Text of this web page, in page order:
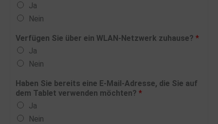
Ja
Nein
Verfügen Sie über ein WLAN-Netzwerk zuhause? *
Ja
Nein
Haben Sie bereits eine E-Mail-Adresse, die Sie auf
dem Tablet verwenden möchten? *
Ja
Nein